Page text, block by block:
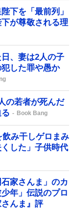
下を「最前列」
が尊敬される理
、妻は2人の子
した罪や愚か
の若者が死んだ
Book Bang
み干しゲロまみ
した」子供時代
家さんま」のカ
年」伝説のプロ
んま』評